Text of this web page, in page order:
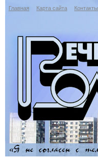
Главная Карта сайта Контакты